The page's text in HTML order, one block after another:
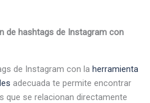
de hashtags de Instagram con
de Instagram con la herramienta
adecuada te permite encontrar
que se relacionan directamente